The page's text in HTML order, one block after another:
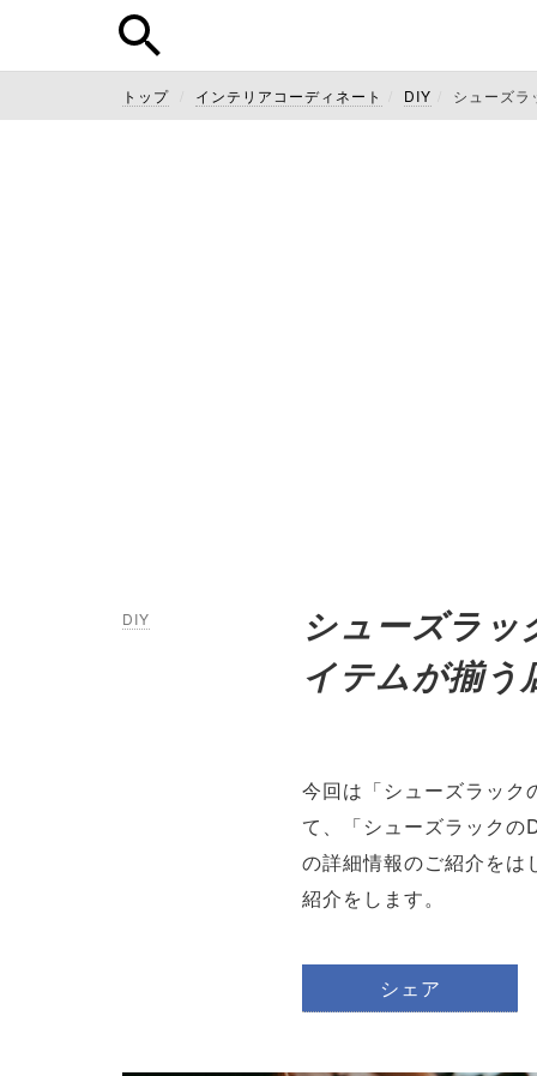
トップ インテリアコーディネート DIY シューズ
DIY
シューズラ
イテムが揃う
今回は「シューズラッ
て、「シューズラック
の詳細情報のご紹介をは
紹介をします。
シェア